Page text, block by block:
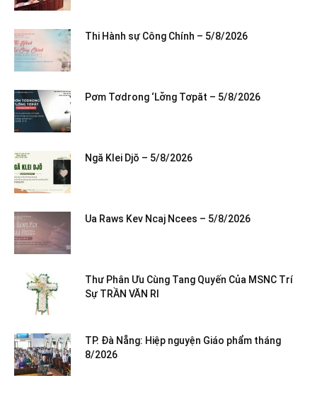
Thi Hành sự Công Chính – 5/8/2026
Pơm Tơdrong ‘Lơ̆ng Tơpăt – 5/8/2026
Ngă Klei Djŏ – 5/8/2026
Ua Raws Kev Ncaj Ncees – 5/8/2026
Thư Phân Ưu Cùng Tang Quyến Của MSNC Trí
Sự TRẦN VĂN RI
TP. Đà Nẵng: Hiệp nguyện Giáo phẩm tháng
8/2026